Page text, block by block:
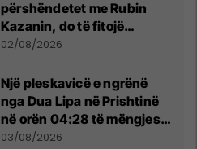
përshëndetet me Rubin
Kazanin, do të fitojë
miliona te Spartak Moska
02/08/2026
Një pleskavicë e ngrënë
nga Dua Lipa në Prishtinë
në orën 04:28 të mëngjesit
- dhe bota digjitale serbe
03/08/2026